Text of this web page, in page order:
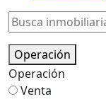
Operación
Operación
Venta